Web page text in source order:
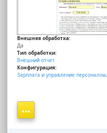
Внешняя обработка:
Да
Тип обработки:
Внешний отчет
Конфигурация:
Зарплата и управление персоналом,